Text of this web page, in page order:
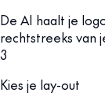
De AI haalt je
rechtstreeks van
3
Kies je lay-out